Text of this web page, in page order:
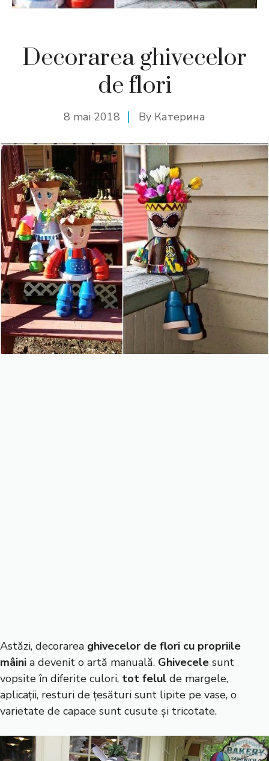
Decorarea ghivecelor
de flori
8 mai 2018 By Катерина
Astăzi, decorarea ghivecelor de flori cu propriile
mâini a devenit o artă manuală. Ghivecele sunt
vopsite în diferite culori, tot felul de margele,
aplicații, resturi de țesături sunt lipite pe vase, o
varietate de capace sunt cusute și tricotate.